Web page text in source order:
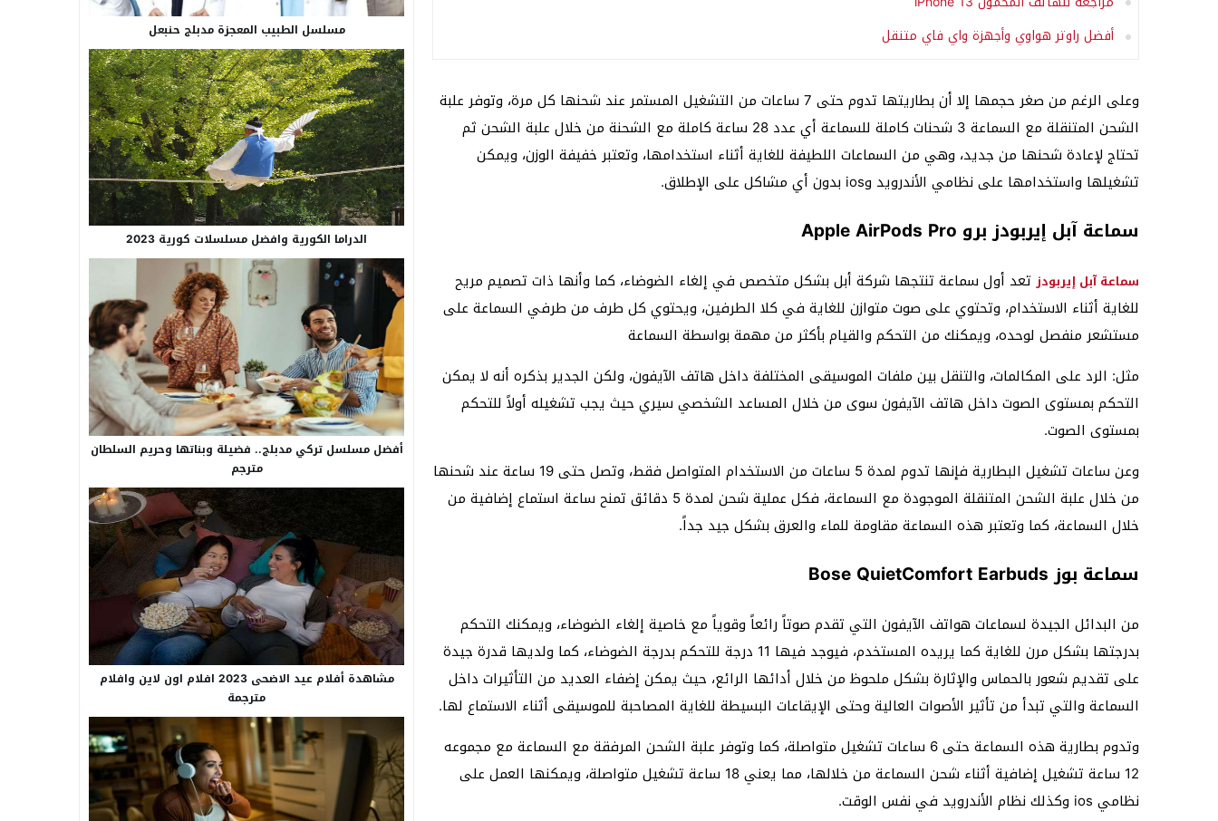
أفضل راوتر هواوي وأجهزة واي فاي متنقل
وعلى الرغم من صغر حجمها إلا أن بطاريتها تدوم حتى 7 ساعات من التشغيل المستمر عند شحنها كل مرة، وتوفر علبة
الشحن المتنقلة مع السماعة 3 شحنات كاملة للسماعة أي عدد 28 ساعة كاملة مع الشحنة من خلال علبة الشحن ثم
تحتاج لإعادة شحنها من جديد، وهي من السماعات اللطيفة للغاية أثناء استخدامها، وتعتبر خفيفة الوزن، ويمكن
تشغيلها واستخدامها على نظامي الأندرويد وios بدون أي مشاكل على الإطلاق.
سماعة آبل إيربودز برو Apple AirPods Pro
سماعة آبل إيربودز تعد أول سماعة تنتجها شركة أبل بشكل متخصص في إلغاء الضوضاء، كما وأنها ذات تصميم مريح
للغاية أثناء الاستخدام، وتحتوي على صوت متوازن للغاية في كلا الطرفين، ويحتوي كل طرف من طرفي السماعة على
مستشعر منفصل لوحده، ويمكنك من التحكم والقيام بأكثر من مهمة بواسطة السماعة
مثل: الرد على المكالمات، والتنقل بين ملفات الموسيقى المختلفة داخل هاتف الآيفون، ولكن الجدير بذكره أنه لا يمكن
التحكم بمستوى الصوت داخل هاتف الآيفون سوى من خلال المساعد الشخصي سيري حيث يجب تشغيله أولاً للتحكم
بمستوى الصوت.
وعن ساعات تشغيل البطارية فإنها تدوم لمدة 5 ساعات من الاستخدام المتواصل فقط، وتصل حتى 19 ساعة عند شحنها
من خلال علبة الشحن المتنقلة الموجودة مع السماعة، فكل عملية شحن لمدة 5 دقائق تمنح ساعة استماع إضافية من
خلال السماعة، كما وتعتبر هذه السماعة مقاومة للماء والعرق بشكل جيد جداً.
سماعة بوز Bose QuietComfort Earbuds
من البدائل الجيدة لسماعات هواتف الآيفون التي تقدم صوتاً رائعاً وقوياً مع خاصية إلغاء الضوضاء، ويمكنك التحكم
بدرجتها بشكل مرن للغاية كما يريده المستخدم، فيوجد فيها 11 درجة للتحكم بدرجة الضوضاء، كما ولديها قدرة جيدة
على تقديم شعور بالحماس والإثارة بشكل ملحوظ من خلال أدائها الرائع، حيث يمكن إضفاء العديد من التأثيرات داخل
السماعة والتي تبدأ من تأثير الأصوات العالية وحتى الإيقاعات البسيطة للغاية المصاحبة للموسيقى أثناء الاستماع لها.
وتدوم بطارية هذه السماعة حتى 6 ساعات تشغيل متواصلة، كما وتوفر علبة الشحن المرفقة مع السماعة مع مجموعه
12 ساعة تشغيل إضافية أثناء شحن السماعة من خلالها، مما يعني 18 ساعة تشغيل متواصلة، ويمكنها العمل على
نظامي ios وكذلك نظام الأندرويد في نفس الوقت.
مسلسل الطبيب المعجزة مدبلج حنبعل
الدراما الكورية وافضل مسلسلات كورية 2023
أفضل مسلسل تركي مدبلج.. فضيلة وبناتها وحريم السلطان
مترجم
مشاهدة أفلام عيد الاضحى 2023 افلام اون لاين وافلام
مترجمة